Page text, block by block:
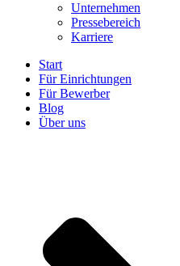
Unternehmen
Pressebereich
Karriere
Start
Für Einrichtungen
Für Bewerber
Blog
Über uns